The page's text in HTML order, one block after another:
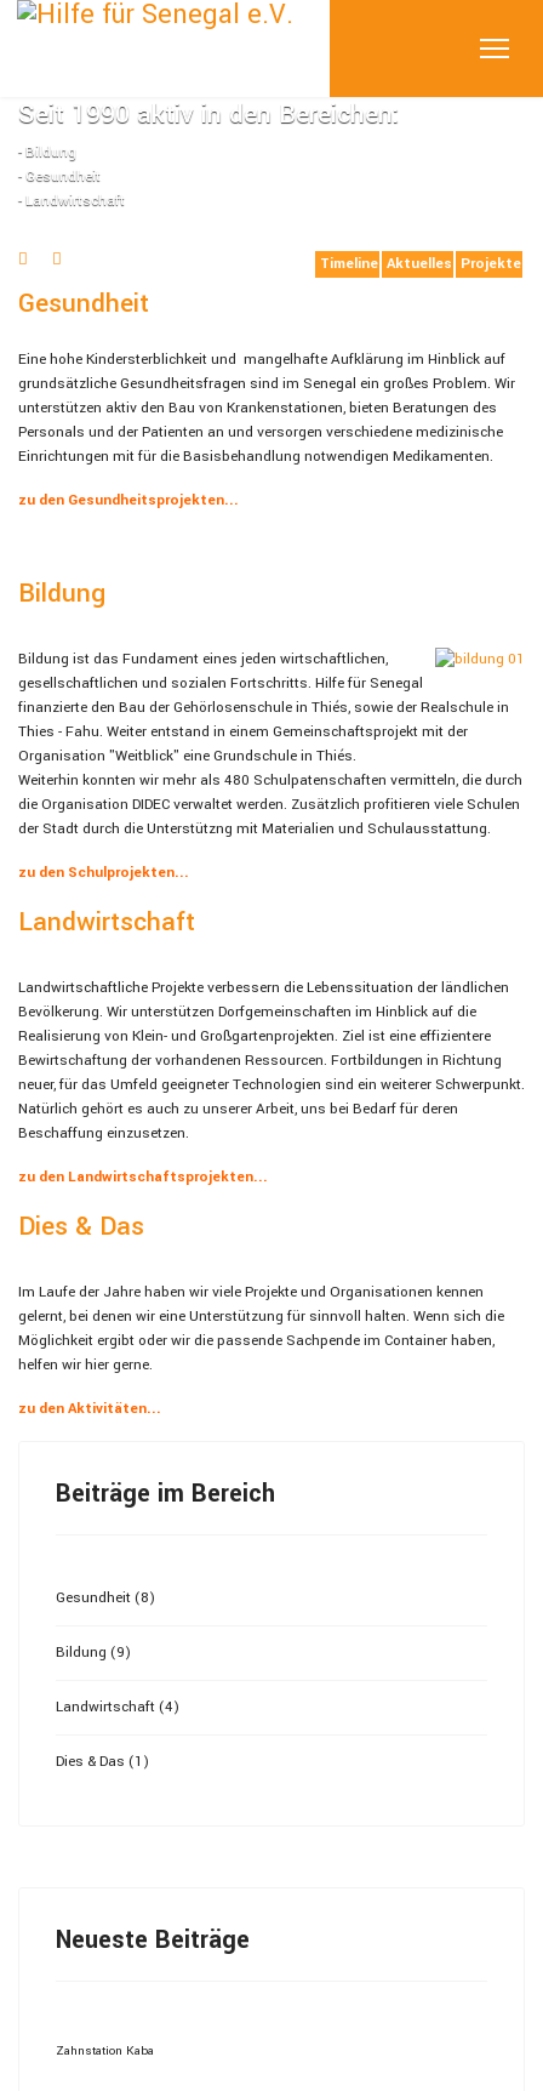
Seit 1990 aktiv in den Bereichen:
- Bildung
- Gesundheit
- Landwirtschaft
Timeline Aktuelles Projekte
Gesundheit
Eine hohe Kindersterblichkeit und mangelhafte Aufklärung im Hinblick auf
grundsätzliche Gesundheitsfragen sind im Senegal ein großes Problem. Wir
unterstützen aktiv den Bau von Krankenstationen, bieten Beratungen des
Personals und der Patienten an und versorgen verschiedene medizinische
Einrichtungen mit für die Basisbehandlung notwendigen Medikamenten.
zu den Gesundheitsprojekten...
Bildung
Bildung ist das Fundament eines jeden wirtschaftlichen,
gesellschaftlichen und sozialen Fortschritts. Hilfe für Senegal
finanzierte den Bau der Gehörlosenschule in Thiés, sowie der Realschule in
Thies - Fahu. Weiter entstand in einem Gemeinschaftsprojekt mit der
Organisation "Weitblick" eine Grundschule in Thiés.
Weiterhin konnten wir mehr als 480 Schulpatenschaften vermitteln, die durch
die Organisation DIDEC verwaltet werden. Zusätzlich profitieren viele Schulen
der Stadt durch die Unterstützng mit Materialien und Schulausstattung.
zu den Schulprojekten...
Landwirtschaft
Landwirtschaftliche Projekte verbessern die Lebenssituation der ländlichen
Bevölkerung. Wir unterstützen Dorfgemeinschaften im Hinblick auf die
Realisierung von Klein- und Großgartenprojekten. Ziel ist eine effizientere
Bewirtschaftung der vorhandenen Ressourcen. Fortbildungen in Richtung
neuer, für das Umfeld geeigneter Technologien sind ein weiterer Schwerpunkt.
Natürlich gehört es auch zu unserer Arbeit, uns bei Bedarf für deren
Beschaffung einzusetzen.
zu den Landwirtschaftsprojekten...
Dies & Das
Im Laufe der Jahre haben wir viele Projekte und Organisationen kennen
gelernt, bei denen wir eine Unterstützung für sinnvoll halten. Wenn sich die
Möglichkeit ergibt oder wir die passende Sachpende im Container haben,
helfen wir hier gerne.
zu den Aktivitäten...
Beiträge im Bereich
Gesundheit (8)
Bildung (9)
Landwirtschaft (4)
Dies & Das (1)
Neueste Beiträge
Zahnstation Kaba